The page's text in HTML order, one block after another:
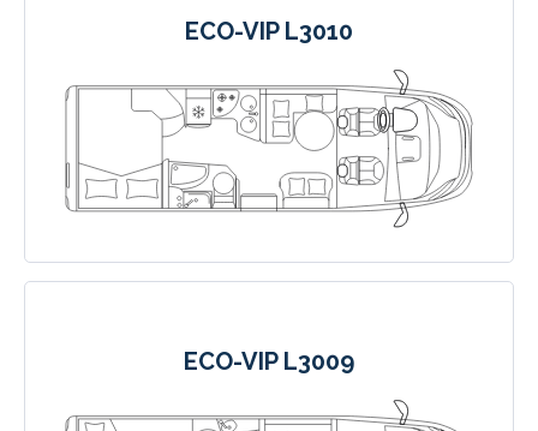
ECO-VIP L3010
ECO-VIP L3009